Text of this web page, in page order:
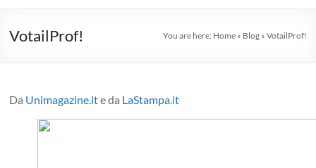
VotailProf! You are here: Home» Blog» VotailProf!
Da Unimagazine.ite da LaStampa.it